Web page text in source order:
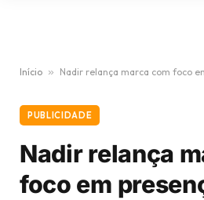
Início » Nadir relança marca com foco
PUBLICIDADE
Nadir relança
foco em